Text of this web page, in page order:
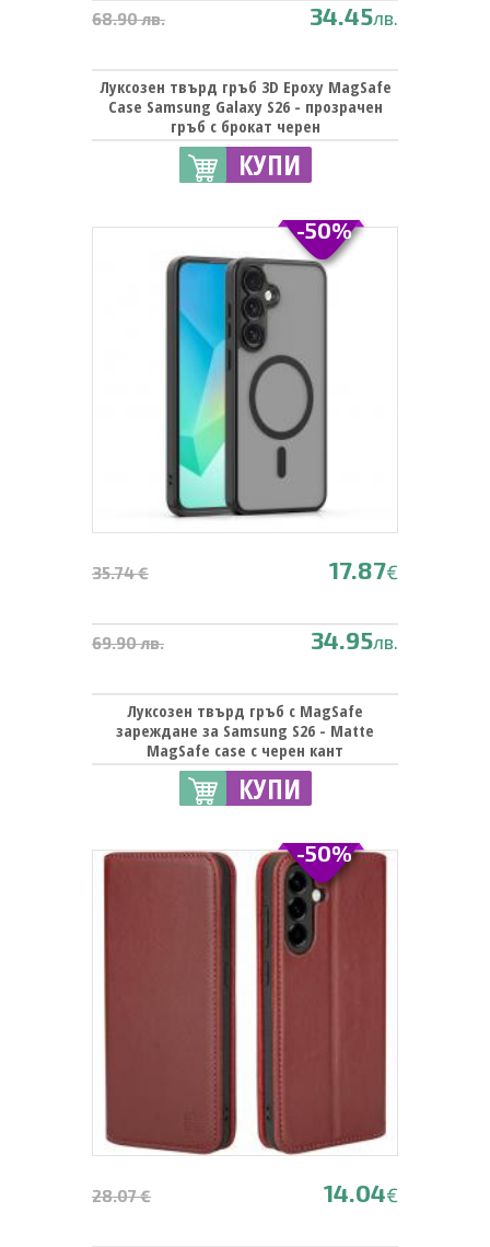
68.90 лв. 34.45лв.
Луксозен твърд гръб 3D Epoxy MagSafe
Case Samsung Galaxy S26 - прозрачен
гръб с брокат черен
КУПИ
35.74 € 17.87€
69.90 лв. 34.95лв.
Луксозен твърд гръб с MagSafe
зареждане за Samsung S26 - Matte
MagSafe case с черен кант
КУПИ
-50%
28.07 € 14.04€
-50%